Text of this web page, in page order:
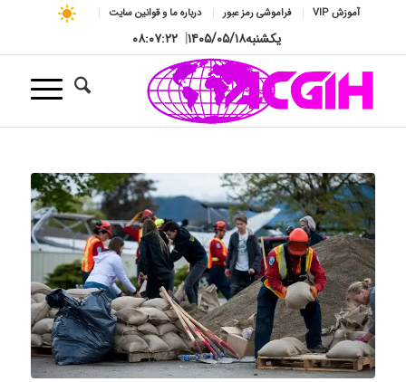
آموزش VIP فراموشی رمز عبور درباره ما و قوانین سایت
یکشنبه۱۴۰۵/۰۵/۱۸| ۰۸:۰۷:۲۳